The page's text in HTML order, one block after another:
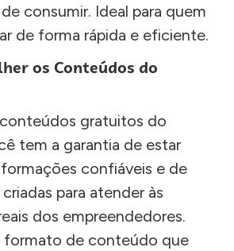
consumir. Ideal para quem
de forma rápida e eficiente.
os Conteúdos do
gratuitos do
tem a garantia de estar
confiáveis e de
para atender às
dos empreendedores.
formato de conteúdo que